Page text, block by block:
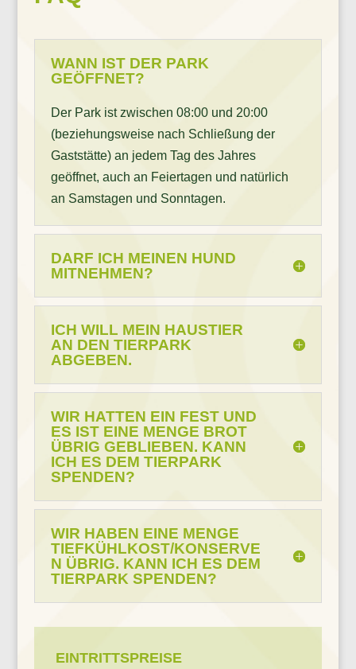
WANN IST DER PARK
GEÖFFNET?
Der Park ist zwischen 08:00 und 20:00
(beziehungsweise nach Schließung der
Gaststätte) an jedem Tag des Jahres
geöffnet, auch an Feiertagen und natürlich
an Samstagen und Sonntagen.
DARF ICH MEINEN HUND
MITNEHMEN?
ICH WILL MEIN HAUSTIER
AN DEN TIERPARK
ABGEBEN.
WIR HATTEN EIN FEST UND
ES IST EINE MENGE BROT
ÜBRIG GEBLIEBEN. KANN
ICH ES DEM TIERPARK
SPENDEN?
WIR HABEN EINE MENGE
TIEFKÜHLKOST/KONSERVE
N ÜBRIG. KANN ICH ES DEM
TIERPARK SPENDEN?
EINTRITTSPREISE